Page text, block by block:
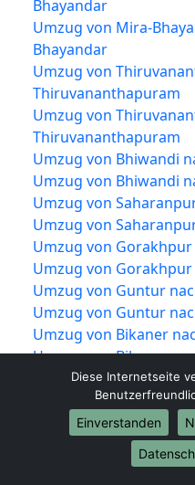
Bhayandar
Umzug von Mira-
Bhayandar
Umzug von
Thiruvananthapuram
Umzug von
Thiruvananthapuram
Umzug von Bhiwandi
Umzug von Bhiwandi
Umzug von
Umzug von
Umzug von
Umzug von
Umzug von Guntur
Umzug von Guntur
Umzug von Bikaner
Umzug von Bikaner
Umzug von Amravati
Umzug von Amravati
Umzug von Noida
Umzug von Noida
Umzug von
Diese Internetseite
Einverstanden